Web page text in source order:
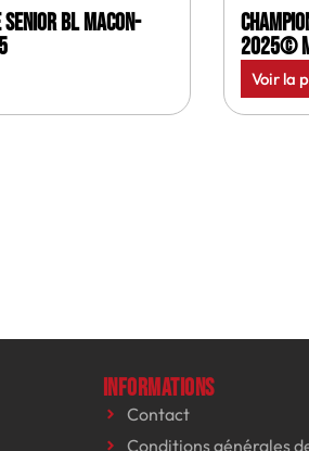
BL Macon-
2025©
Voir la
Informations
Contact
Conditions générales